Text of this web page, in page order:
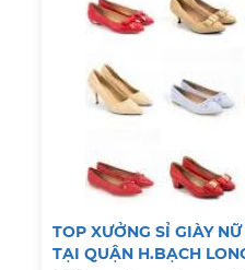
TOP XƯỞNG SỈ GIÀY
TẠI QUẬN H.BẠCH